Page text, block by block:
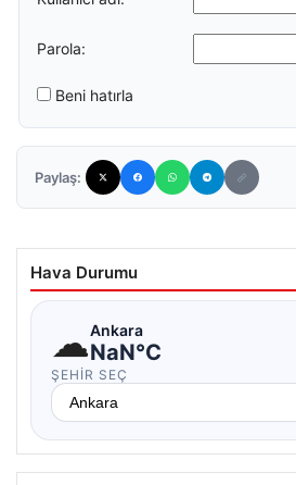
Parola:
Beni hatırla
Paylaş:
Hava Durumu
☁Ankara
NaN°C
ŞEHIR SEÇ